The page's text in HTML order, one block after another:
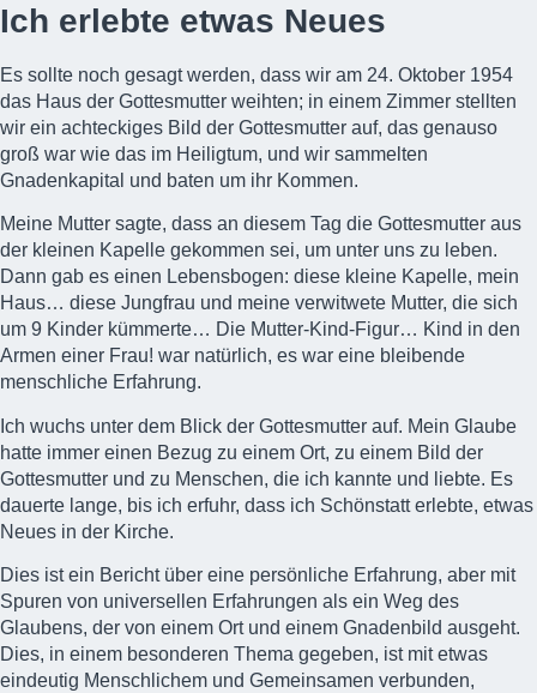
Ich erlebte etwas Neues
Es sollte noch gesagt werden, dass wir am 24. Oktober 1954
das Haus der Gottesmutter weihten; in einem Zimmer stellten
wir ein achteckiges Bild der Gottesmutter auf, das genauso
groß war wie das im Heiligtum, und wir sammelten
Gnadenkapital und baten um ihr Kommen.
Meine Mutter sagte, dass an diesem Tag die Gottesmutter aus
der kleinen Kapelle gekommen sei, um unter uns zu leben.
Dann gab es einen Lebensbogen: diese kleine Kapelle, mein
Haus… diese Jungfrau und meine verwitwete Mutter, die sich
um 9 Kinder kümmerte… Die Mutter-Kind-Figur… Kind in den
Armen einer Frau! war natürlich, es war eine bleibende
menschliche Erfahrung.
Ich wuchs unter dem Blick der Gottesmutter auf. Mein Glaube
hatte immer einen Bezug zu einem Ort, zu einem Bild der
Gottesmutter und zu Menschen, die ich kannte und liebte. Es
dauerte lange, bis ich erfuhr, dass ich Schönstatt erlebte, etwas
Neues in der Kirche.
Dies ist ein Bericht über eine persönliche Erfahrung, aber mit
Spuren von universellen Erfahrungen als ein Weg des
Glaubens, der von einem Ort und einem Gnadenbild ausgeht.
Dies, in einem besonderen Thema gegeben, ist mit etwas
eindeutig Menschlichem und Gemeinsamen verbunden,